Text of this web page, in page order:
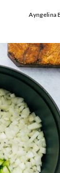
Ayngelina